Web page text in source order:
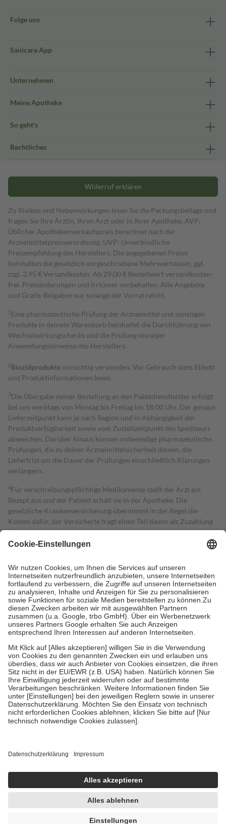
Folge uns
Sanicare App
Unternehmen
Meine Apotheke
So geht's
Rechtliches
Widerruf erklären
Zu Risiken und Nebenwirkungen lesen Sie die Packungsbeilage und
fragen Sie Ihre Ärztin, Ihren Arzt oder in Ihrer Apotheke. AVP:
Üblicher Apothekenverkaufspreis berechnet nach der
Arzneimittelpreisverordnung. UVP: Unverbindliche
Preisempfehlung des Herstellers. Die angegebenen Preise
beinhalten die gesetzlich vorgeschriebene Mehrwertsteuer, ggf.
zzgl. 3,95 € Versandkosten. Ab 29,00 € Bestell­wert versand­kosten­
frei. Preisänderungen und Irrtümer vorbehalten. Alle Angebote
und Gratis-Beigaben nur solange der Vorrat reicht.
1 Eine pharmazeutische Prüfung der Arzneimittel und sonstigen
Produkte in deinem Warenkorb beinhaltet die Durchführung von
Wechselwirkungschecks und die Prüfung etwaiger
Anwendungshinweise des Herstellers.
2Biozidproduktevorsichtig verwenden. Vor Gebrauch stets Etikett
und Produktinformationen lesen.
3Die Übergabe deiner Bestellung an den Paketdienstleister erfolgt
bei uns werktags von Montag bis Freitag bis 18:00 Uhr. Der genaue
Lieferzeitpunkt kann je nach Region und in Abhängigkeit der
Produktverfügbarkeit sowie vom Zustellzeitpunkt des Spediteurs
abweichen. Darüber hinaus können notwendige pharmazeutische
Prüfungen, die zu deiner Arzneimittelsicherheit dienen, die
Lieferfrist um die Dauer der Prüfungen einschließlich Klärungen
verlängern.
4Für verschreibungspflichtige Medikamente stellt der Arzt ein
Rezept aus und der Patient erhält sie in der Apotheke. Die
gesetzliche Krankenversicherung übernimmt in der Regel die
Kosten dafür, der Versicherte trägt einen Teil davon als Zuzahlung
mit.
Grundsätzlich leisten Mitglieder Zuzahlungen in Höhe von zehn
höchstens zehn Euro.
Es sind jedoch nie mehr als die tatsächlichen
Kosten der Leistung zu entrichten.
Diese Regeln gelten grundsätzlich auch für Online-Apotheken.
Bei Heilmitteln und häuslicher Krankenpflege beträgt die
Zuzahlung zehn Prozent der Kosten sowie zehn Euro je
Verordnung.
Um das Engagement der Versicherten für ihre eigene Gesundheit zu
stärken und die besondere Stellung der Familie zu unterstützen,
fallenkeine Zuzahlungenan bei:
• Kindern und Jugendlichen bis zum vollendeten 18. Lebensjahr
mit Ausnahme der Fahrkosten
• Untersuchungen zur Vorsorge und Früherkennung, die von der
GKV getragen werden
• empfohlenen Schutzimpfungen
• Harn- und Blutteststreifen
getroffen, um sicherzustellen, dass es sich um echte Bewertungen
https://help.etrusted.com/hc/de/articles/4419944605341
Einige Bilder und Inhalte wurden unter Zuhilfenahme künstlicher